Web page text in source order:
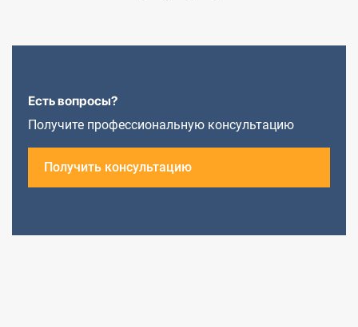
Есть вопросы?
Получите профессиональную консультацию
Получить консультацию